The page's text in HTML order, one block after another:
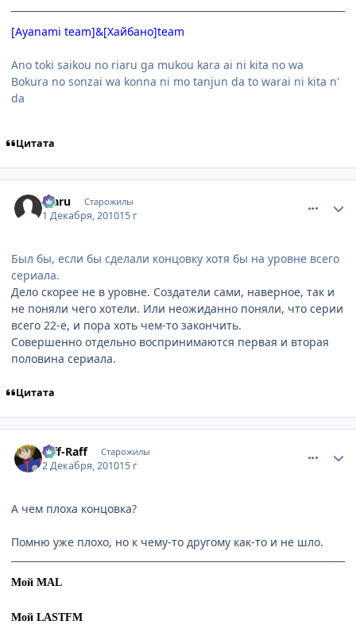
[Ayanami team]&[Хайбано]team
Ano toki saikou no riaru ga mukou kara ai ni kita no wa
Bokura no sonzai wa konna ni mo tanjun da to warai ni kita n'
da
Цитата
Mаru Старожилы
1 Декабря, 201015 г
Был бы, если бы сделали концовку хотя бы на уровне всего
сериала.
Дело скорее не в уровне. Создатели сами, наверное, так и
не поняли чего хотели. Или неожиданно поняли, что серии
всего 22-е, и пора хоть чем-то закончить.
Совершенно отдельно воспринимаются первая и вторая
половина сериала.
Цитата
Riff-Raff Старожилы
2 Декабря, 201015 г
А чем плоха концовка?
Помню уже плохо, но к чему-то другому как-то и не шло.
Мой MAL
Мой LASTFM